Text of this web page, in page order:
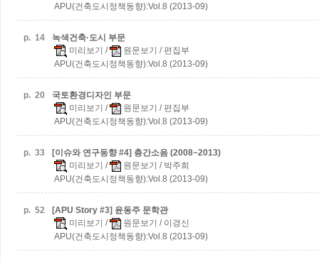
APU(건축도시정책동향):Vol.8 (2013-09)
p. 14
녹색건축·도시 부문
미리보기 / 원문보기 / 편집부
APU(건축도시정책동향):Vol.8 (2013-09)
p. 20
국토환경디자인 부문
미리보기 / 원문보기 / 편집부
APU(건축도시정책동향):Vol.8 (2013-09)
p. 33
[이슈와 연구동향 #4] 층간소음 (2008~2013)
미리보기 / 원문보기 / 박주희
APU(건축도시정책동향):Vol.8 (2013-09)
p. 52
[APU Story #3] 윤동주 문학관
미리보기 / 원문보기 / 이경신
APU(건축도시정책동향):Vol.8 (2013-09)